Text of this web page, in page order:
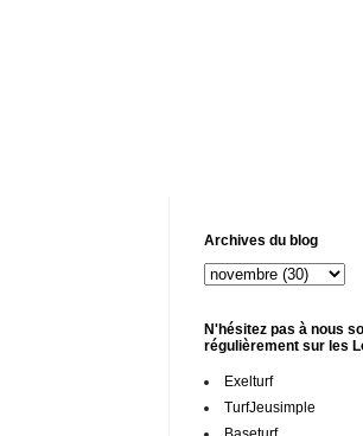
Archives du blog
N'hésitez pas à nous
régulièrement sur les
Exelturf
TurfJeusimple